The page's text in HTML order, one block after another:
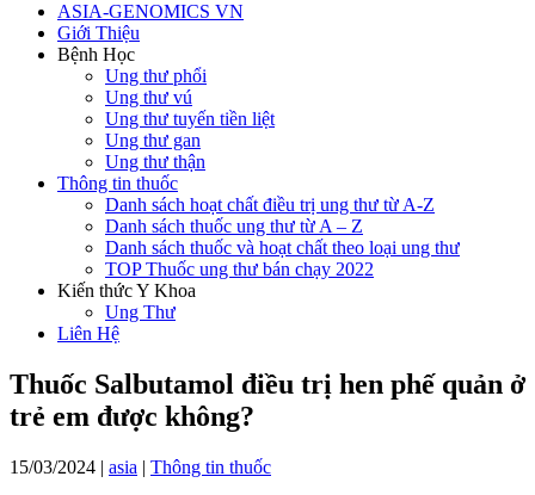
ASIA-GENOMICS VN
Giới Thiệu
Bệnh Học
Ung thư phổi
Ung thư vú
Ung thư tuyến tiền liệt
Ung thư gan
Ung thư thận
Thông tin thuốc
Danh sách hoạt chất điều trị ung thư từ A-Z
Danh sách thuốc ung thư từ A – Z
Danh sách thuốc và hoạt chất theo loại ung thư
TOP Thuốc ung thư bán chạy 2022
Kiến thức Y Khoa
Ung Thư
Liên Hệ
Thuốc Salbutamol điều trị hen phế quản ở
trẻ em được không?
15/03/2024 | asia | Thông tin thuốc